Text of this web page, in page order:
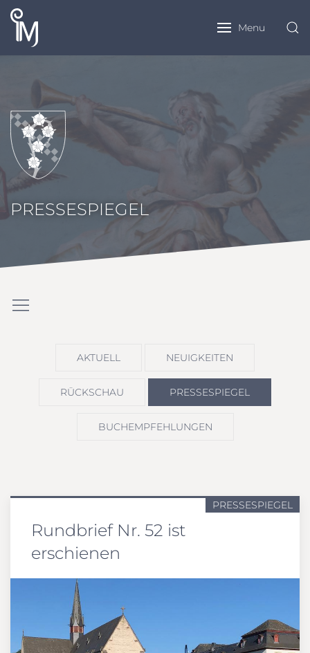
Menu
PRESSESPIEGEL
AKTUELL NEUIGKEITEN
RÜCKSCHAU PRESSESPIEGEL
BUCHEMPFEHLUNGEN
PRESSESPIEGEL
Rundbrief Nr. 52 ist
erschienen